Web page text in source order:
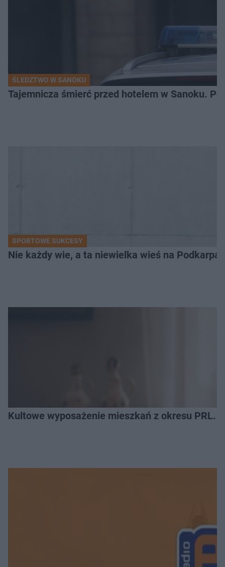
ŚLEDZTWO W SANOKU
Tajemnicza śmierć przed hotelem w Sanoku.
SPORTOWE SUKCESY
Nie każdy wie, a ta niewielka wieś na
Kultowe wyposażenie mieszkań z okresu PRL.